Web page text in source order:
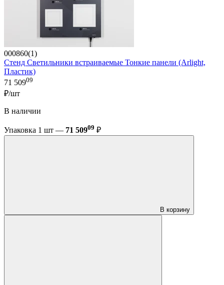
000860(1)
Стенд Светильники встраиваемые Тонкие панели (Arlight,
Пластик)
71 50909
₽/шт
В наличии
Упаковка 1 шт — 71 50909 ₽
В корзину